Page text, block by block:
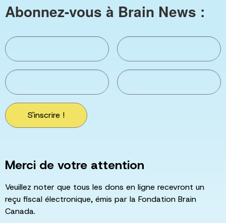
Abonnez-vous à Brain News :
S'inscrire !
Merci de votre attention
Veuillez noter que tous les dons en ligne recevront un
reçu fiscal électronique, émis par la Fondation Brain
Canada.